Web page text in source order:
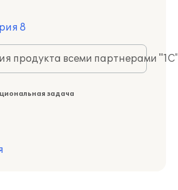
8
продукта всеми партнерами
задача